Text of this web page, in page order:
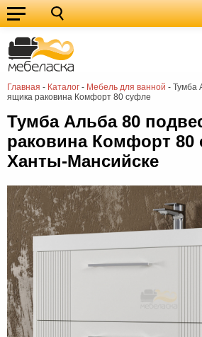
Главная - Каталог - Мебель для ванной - Тумба
ящика раковина Комфорт 80 суфле
Кухонные
гарнитуры
Мебель
для
кухни
Мебель
для
спальни
Кровати
Шкафы
Диваны
Мягкая
мебель
Детская
мебель
Мебель
в
гостиную
Мебель
для
прихожей
Столы
Комоды
Офисная
Тумба Альба 80
раковина Комфорт 80
Ханты-Мансийске